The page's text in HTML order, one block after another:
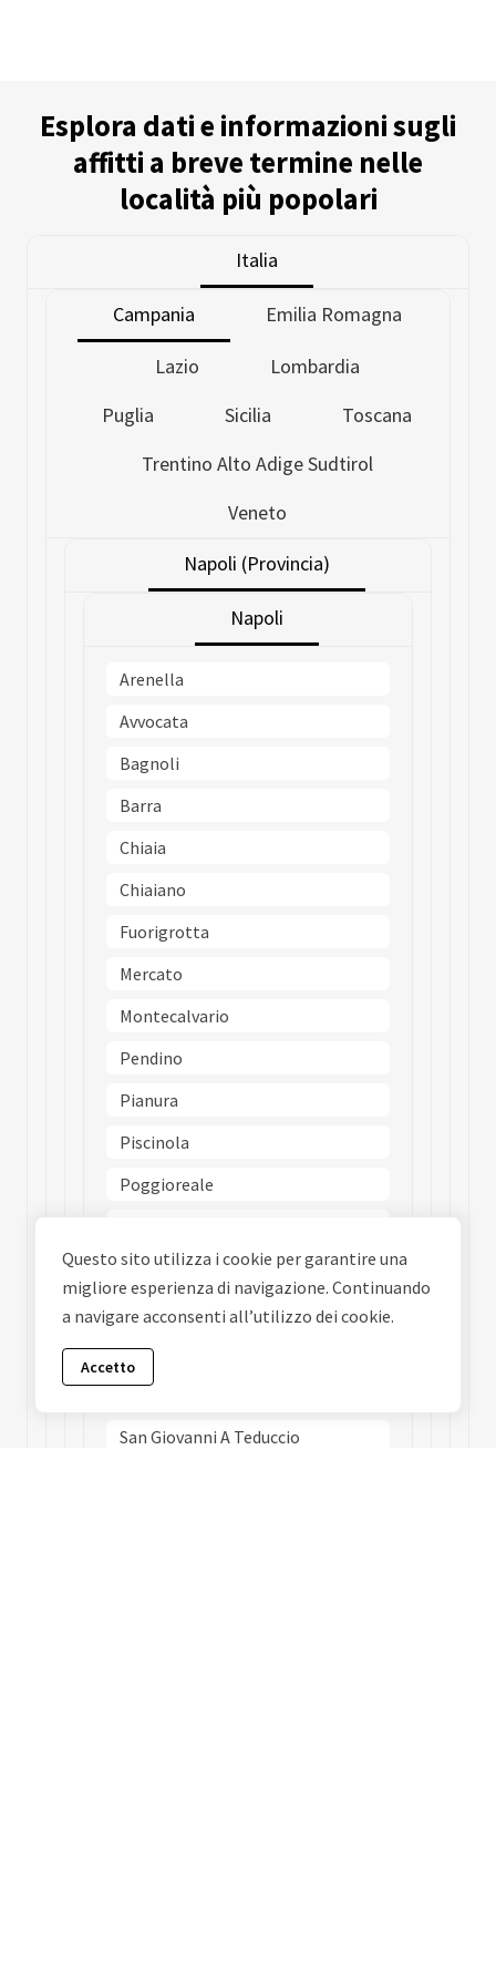
Esplora dati e informazioni sugli
affitti a breve termine nelle
località più popolari
Italia
Campania Emilia Romagna
Lazio
Lombardia
Puglia
Sicilia
Toscana
Trentino Alto Adige Sudtirol
Veneto
Napoli (Provincia)
Napoli
Arenella
Avvocata
Bagnoli
Barra
Chiaia
Chiaiano
Fuorigrotta
Mercato
Montecalvario
Pendino
Pianura
Piscinola
Poggioreale
Porto
Posillipo
San Carlo Allarena
San Giovanni A Teduccio
Questo sito utilizza i cookie per garantire una
migliore esperienza di navigazione. Continuando
a navigare acconsenti all’utilizzo dei cookie.
Accetto